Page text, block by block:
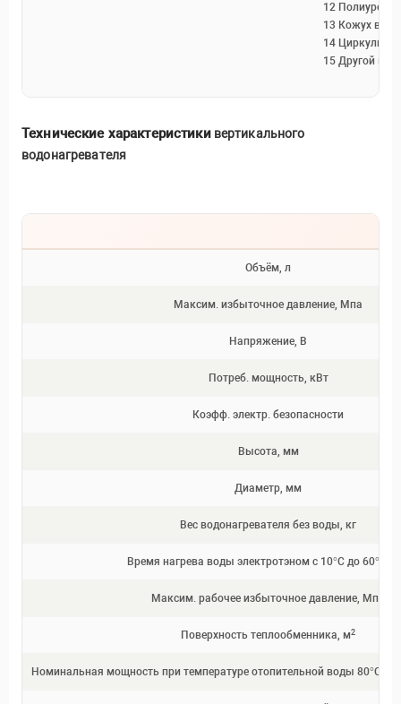
12
13 Кожух
14
15 Другой
Технические характеристикивертикального
водонагревателя
Объём, л
Максим. избыточное давление, Мпа
Напряжение, В
Потреб. мощность, кВт
Коэфф. электр. безопасности
Высота, мм
Диаметр, мм
Вес водонагревателя без воды, кг
Время нагрева воды электротэном с 10°C до 60°C,
Максим. рабочее избыточное давление, Мпа
Поверхность теплообменника, м2
Номинальная мощность при температуре отопительной воды 80°C и